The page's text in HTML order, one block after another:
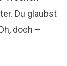
Du glaubst
doch –